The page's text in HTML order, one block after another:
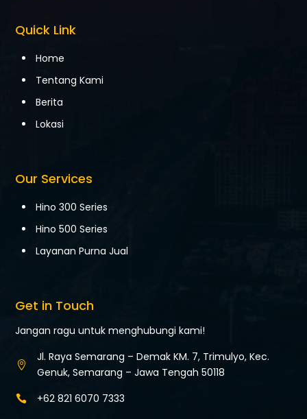
Quick Link
Home
Tentang Kami
Berita
Lokasi
Our Services
Hino 300 Series
Hino 500 Series
Layanan Purna Jual
Get in Touch
Jangan ragu untuk menghubungi kami!

Jl. Raya Semarang – Demak KM. 7, Trimulyo, Kec.
Genuk,Semarang – Jawa Tengah 50118
 +62 821 6070 7333